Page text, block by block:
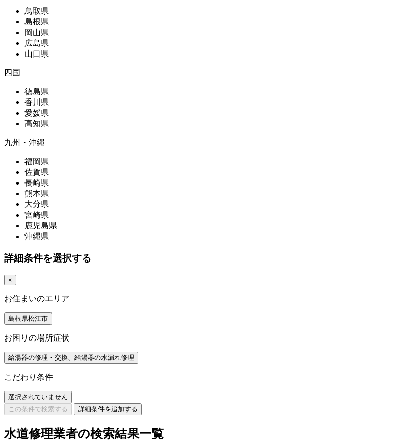
鳥取県
島根県
岡山県
広島県
山口県
四国
徳島県
香川県
愛媛県
高知県
九州・沖縄
福岡県
佐賀県
長崎県
熊本県
大分県
宮崎県
鹿児島県
沖縄県
詳細条件を選択する
×
お住まいのエリア
島根県松江市
お困りの場所症状
給湯器の修理・交換、給湯器の水漏れ修理
こだわり条件
選択されていません
この条件で検索する
詳細条件を追加する
水道修理業者の検索結果一覧